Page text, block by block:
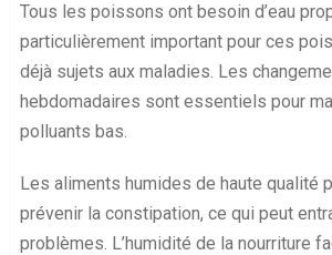
Tous les poissons ont besoin d’eau
particulièrement important pour ces
déjà sujets aux maladies. Les
hebdomadaires sont essentiels pour
polluants bas.
Les aliments humides de haute qualité
prévenir la constipation, ce qui peut
problèmes. L’humidité de la nourriture